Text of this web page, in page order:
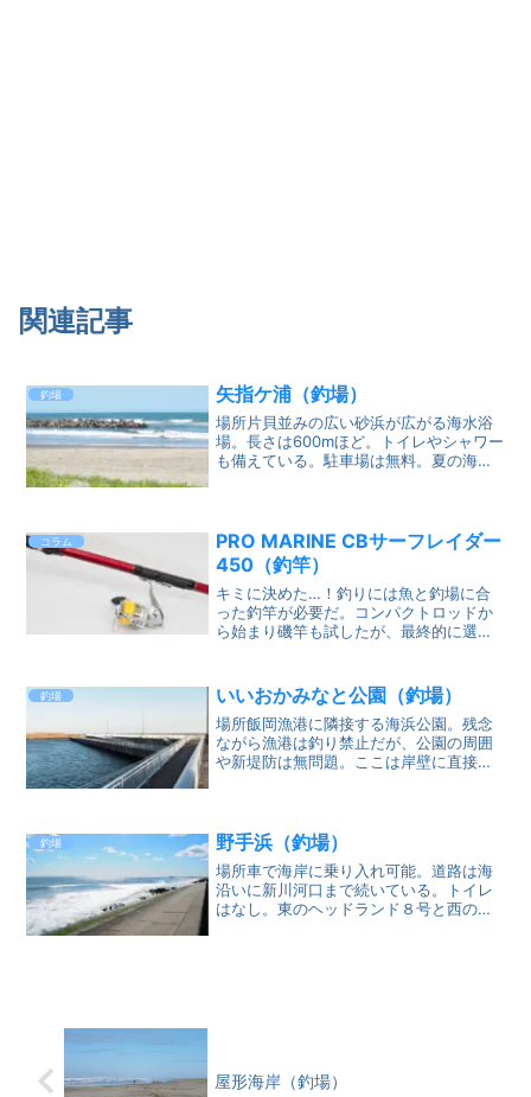
関連記事
釣場 矢指ケ浦（釣場）
場所片貝並みの広い砂浜が広がる海水浴
場。長さは600mほど。トイレやシャワー
も備えている。駐車場は無料。夏の海水
向こう側は荒く水深も...
コラム
PRO MARINE CBサーフレイダー
450（釣竿）
キミに決めた…！釣りには魚と釣場に合
った釣竿が必要だ。コンパクトロッドか
ら始まり磯竿も試したが、最終的に選ん
う少し短いものを考えていたが、在庫が
これしかなかったのだ...
釣場 いいおかみなと公園（釣場）
場所飯岡漁港に隣接する海浜公園。残念
ながら漁港は釣り禁止だが、公園の周囲
や新堤防は無問題。ここは岸壁に直接車
た崖の上に飯岡刑部岬展望...
釣場 野手浜（釣場）
場所車で海岸に乗り入れ可能。道路は海
沿いに新川河口まで続いている。トイレ
はなし。東のヘッドランド８号と西の９
屋形海岸（釣場）